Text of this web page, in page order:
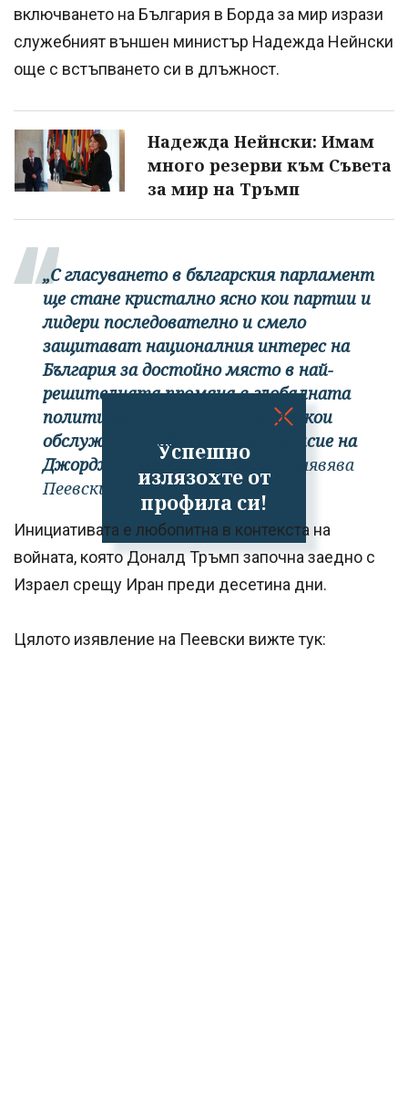
Успешно
излязохте от
профила си!
включването на България в Борда за мир изрази
служебният външен министър Надежда Нейнски
още с встъпването си в длъжност.
Надежда Нейнски: Имам
много резерви към Съвета
за мир на Тръмп
„С гласуването в българския парламент
ще стане кристално ясно кои партии и
лидери последователно и смело
защитават националния интерес на
България за достойно място в най-
решителната промяна в глобалната
политическа карта на Света и кои
обслужват глобалното задкулисие на
Джордж и Александър Сорос“,
заявява
Пеевски.
Инициативата е любопитна в контекста на
войната, която Доналд Тръмп започна заедно с
Израел срещу Иран преди десетина дни.
Цялото изявление на Пеевски вижте тук: